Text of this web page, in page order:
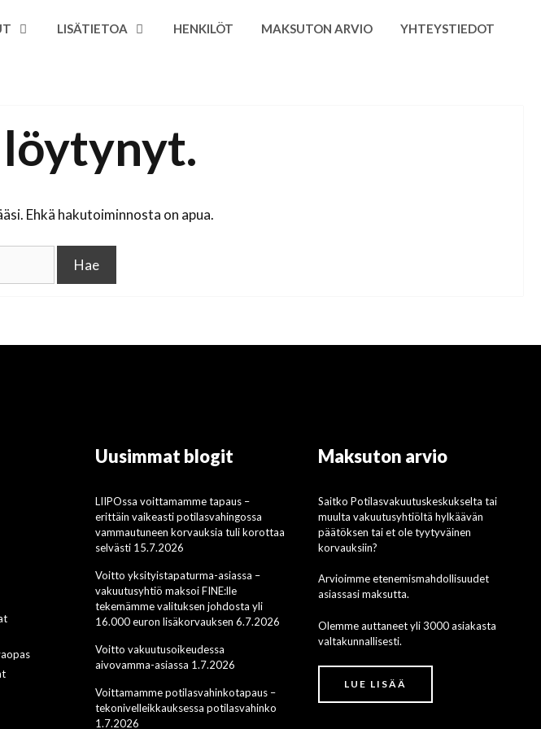
LISÄTIETOA HENKILÖT MAKSUTON ARVIO YHTEYSTIEDOT
Ehkä hakutoiminnosta on apua.
Uusimmat blogit
LIIPOssa voittamamme tapaus –
erittäin vaikeasti potilasvahingossa
vammautuneen korvauksia tuli korottaa
selvästi 15.7.2026
Voitto yksityistapaturma-asiassa –
vakuutusyhtiö maksoi FINE:lle
tekemämme valituksen johdosta yli
16.000 euron lisäkorvauksen 6.7.2026
Voitto vakuutusoikeudessa
aivovamma-asiassa 1.7.2026
Voittamamme potilasvahinkotapaus –
tekonivelleikkauksessa potilasvahinko
1.7.2026
Maksuton arvio
Saitko Potilasvakuutuskeskukselta tai
muulta vakuutusyhtiöltä hylkäävän
päätöksen tai et ole tyytyväinen
korvauksiin?
Arvioimme etenemismahdollisuudet
asiassasi maksutta.
Olemme auttaneet yli 3000 asiakasta
valtakunnallisesti.
LUE LISÄÄ